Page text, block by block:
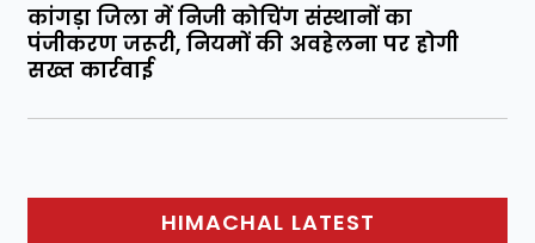
कांगड़ा जिला में निजी कोचिंग संस्थानों का
पंजीकरण जरूरी, नियमों की अवहेलना पर होगी
सख्त कार्रवाई
HIMACHAL LATEST